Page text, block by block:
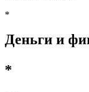
*
Деньги и
*